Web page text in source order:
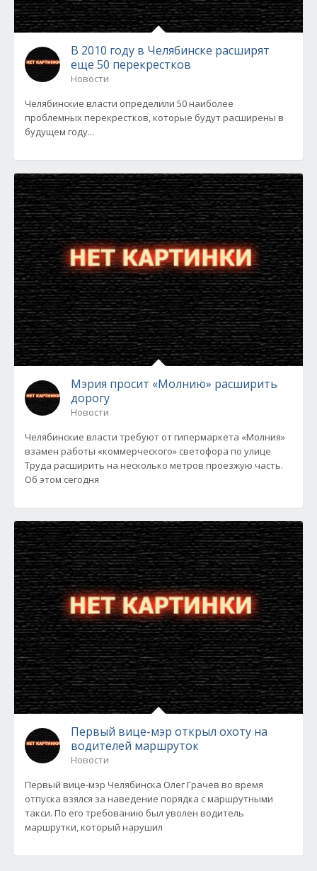
В 2010 году в Челябинске расширят
еще 50 перекрестков
Новости
Челябинские власти определили 50 наиболее
проблемных перекрестков, которые будут расширены в
будущем году...
Мэрия просит «Молнию» расширить
дорогу
Новости
Челябинские власти требуют от гипермаркета «Молния»
взамен работы «коммерческого» светофора по улице
Труда расширить на несколько метров проезжую часть.
Об этом сегодня
Первый вице-мэр открыл охоту на
водителей маршруток
Новости
Первый вице-мэр Челябинска Олег Грачев во время
отпуска взялся за наведение порядка с маршрутными
такси. По его требованию был уволен водитель
маршрутки, который нарушил